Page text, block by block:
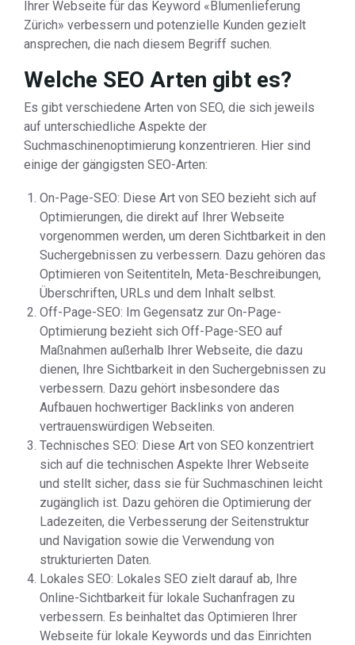
Ihrer Webseite für das Keyword «Blumenlieferung
Zürich» verbessern und potenzielle Kunden gezielt
ansprechen, die nach diesem Begriff suchen.
Welche SEO Arten gibt es?
Es gibt verschiedene Arten von SEO, die sich jeweils
auf unterschiedliche Aspekte der
Suchmaschinenoptimierung konzentrieren. Hier sind
einige der gängigsten SEO-Arten:
On-Page-SEO: Diese Art von SEO bezieht sich auf
Optimierungen, die direkt auf Ihrer Webseite
vorgenommen werden, um deren Sichtbarkeit in den
Suchergebnissen zu verbessern. Dazu gehören das
Optimieren von Seitentiteln, Meta-Beschreibungen,
Überschriften, URLs und dem Inhalt selbst.
Off-Page-SEO: Im Gegensatz zur On-Page-
Optimierung bezieht sich Off-Page-SEO auf
Maßnahmen außerhalb Ihrer Webseite, die dazu
dienen, Ihre Sichtbarkeit in den Suchergebnissen zu
verbessern. Dazu gehört insbesondere das
Aufbauen hochwertiger Backlinks von anderen
vertrauenswürdigen Webseiten.
Technisches SEO: Diese Art von SEO konzentriert
sich auf die technischen Aspekte Ihrer Webseite
und stellt sicher, dass sie für Suchmaschinen leicht
zugänglich ist. Dazu gehören die Optimierung der
Ladezeiten, die Verbesserung der Seitenstruktur
und Navigation sowie die Verwendung von
strukturierten Daten.
Lokales SEO: Lokales SEO zielt darauf ab, Ihre
Online-Sichtbarkeit für lokale Suchanfragen zu
verbessern. Es beinhaltet das Optimieren Ihrer
Webseite für lokale Keywords und das Einrichten